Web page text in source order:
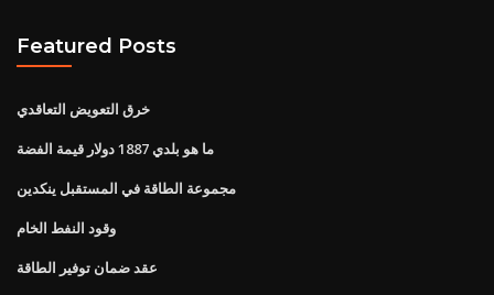
Featured Posts
خرق التعويض التعاقدي
ما هو بلدي 1887 دولار قيمة الفضة
مجموعة الطاقة في المستقبل ينكدين
وقود النفط الخام
عقد ضمان توفير الطاقة